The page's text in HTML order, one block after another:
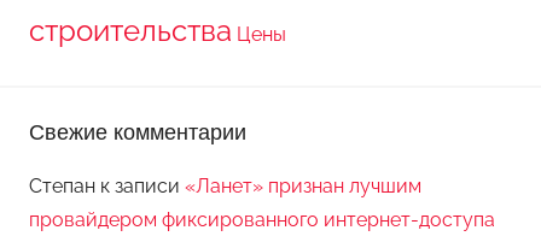
строительства Цены
Свежие комментарии
Степан к записи «Ланет» признан лучшим
провайдером фиксированного интернет-доступа